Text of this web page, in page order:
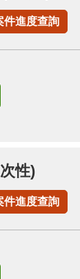
件進度查詢
性)
件進度查詢